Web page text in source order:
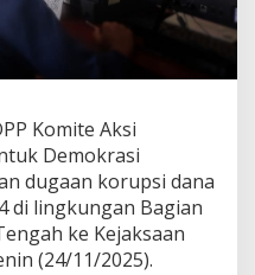
Komite Aksi
Demokrasi
dugaan korupsi dana
di lingkungan Bagian
ke Kejaksaan
(24/11/2025).